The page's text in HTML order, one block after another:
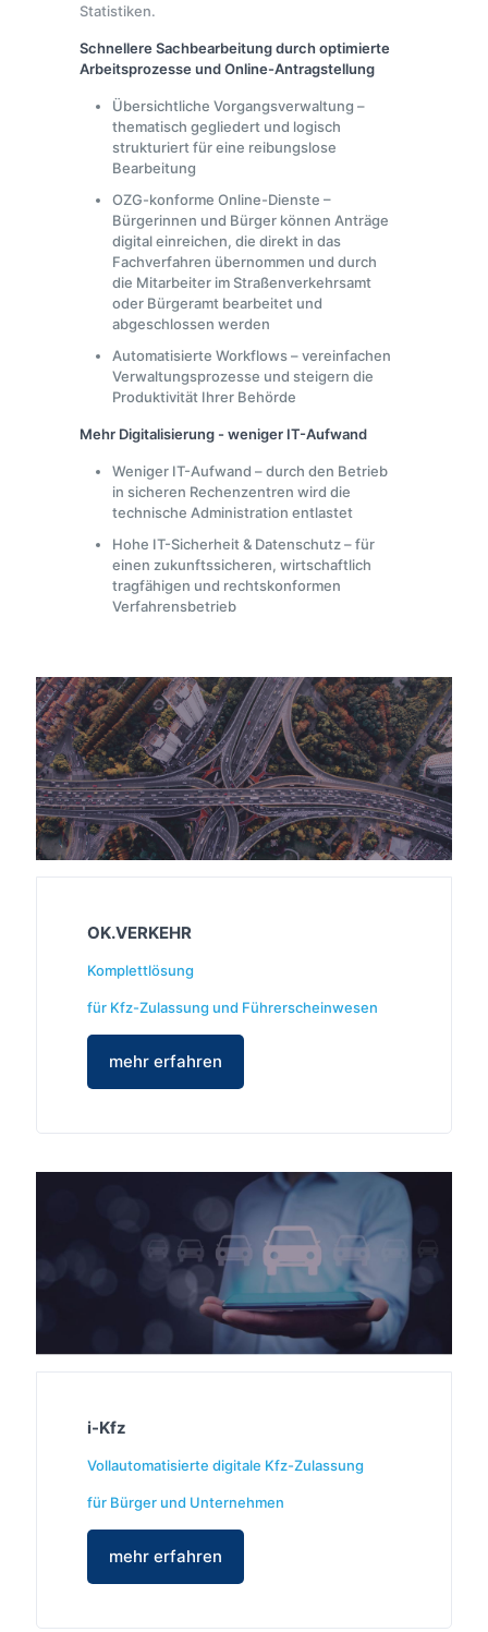
Statistiken.
Schnellere Sachbearbeitung durch optimierte
Arbeitsprozesse und Online-Antragstellung
Übersichtliche Vorgangsverwaltung –
thematisch gegliedert und logisch
strukturiert für eine reibungslose
Bearbeitung
OZG-konforme Online-Dienste –
Bürgerinnen und Bürger können Anträge
digital einreichen, die direkt in das
Fachverfahren übernommen und durch
die Mitarbeiter im Straßenverkehrsamt
oder Bürgeramt bearbeitet und
abgeschlossen werden
Automatisierte Workflows – vereinfachen
Verwaltungsprozesse und steigern die
Produktivität Ihrer Behörde
Mehr Digitalisierung - weniger IT-Aufwand
Weniger IT-Aufwand – durch den Betrieb
in sicheren Rechenzentren wird die
technische Administration entlastet
Hohe IT-Sicherheit & Datenschutz – für
einen zukunftssicheren, wirtschaftlich
tragfähigen und rechtskonformen
Verfahrensbetrieb
OK.VERKEHR
Komplettlösung
für Kfz-Zulassung und Führerscheinwesen
mehr erfahren
i-Kfz
Vollautomatisierte digitale Kfz-Zulassung
für Bürger und Unternehmen
mehr erfahren